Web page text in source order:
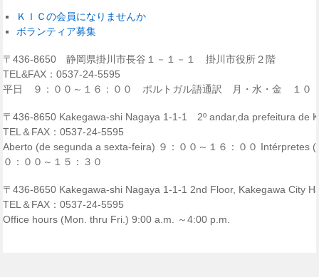
ＫＩＣの会員になりませんか
ボランティア募集
〒436-8650 静岡県掛川市長谷１－１－１ 掛川市役所２階
TEL&FAX：0537-24-5595
平日 ９：００～１６：００ ポルトガル語通訳 月・水・金 １０
〒436-8650 Kakegawa-shi Nagaya 1-1-1 2º andar,da prefeitura de
TEL＆FAX：0537-24-5595
Aberto (de segunda a sexta-feira) ９：００～１６：００
０：００～１５：３０
〒436-8650 Kakegawa-shi Nagaya 1-1-1 2nd Floor, Kakegawa City
TEL＆FAX：0537-24-5595
Office hours (Mon. thru Fri.) 9:00 a.m. ～4:00 p.m.